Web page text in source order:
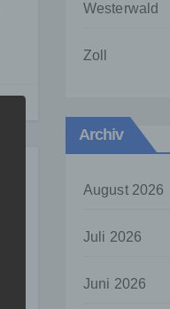
Westerwald
Zoll
Archiv
August 2026
Juli 2026
Juni 2026